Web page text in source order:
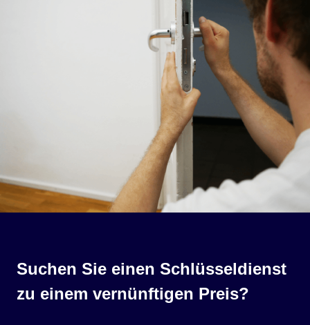
Suchen Sie einen Schlüsseldienst
zu einem vernünftigen Preis?